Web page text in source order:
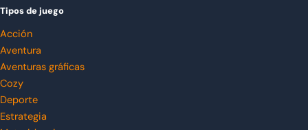
Tipos de juego
Acción
Aventura
Aventuras gráficas
Cozy
Deporte
Estrategia